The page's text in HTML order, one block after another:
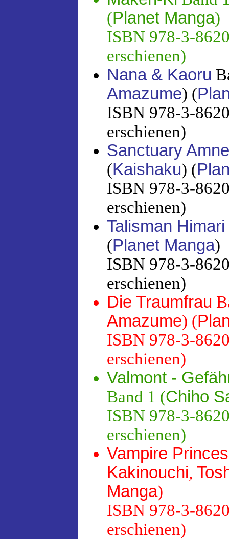
(Planet Manga)
ISBN 978-3-
erschienen)
Nana & Kaoru
Amazume) (
ISBN 978-3-
erschienen)
Sanctuary
(Kaishaku) (
ISBN 978-3-
erschienen)
Talisman Himari
(Planet Manga)
ISBN 978-3-
erschienen)
Die Traumfrau
Amazume) (
ISBN 978-3-
erschienen)
Valmont -
Band 1 (Chiho
ISBN 978-3-
erschienen)
Vampire
Kakinouchi,
Manga)
ISBN 978-3-
erschienen)